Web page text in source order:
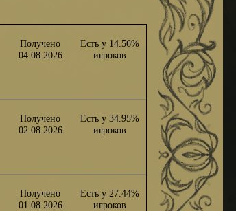
Получено
04.08.2026
Есть у 14.56%
игроков
Получено
02.08.2026
Есть у 34.95%
игроков
Получено
01.08.2026
Есть у 27.44%
игроков